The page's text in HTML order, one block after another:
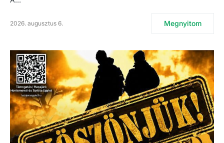
2026. augusztus 6. Megnyitom